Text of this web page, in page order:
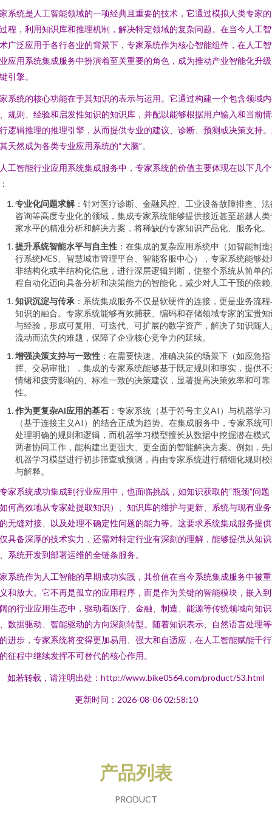
系统是人工智能领域的一项经典且重要的技术，它通过模拟人类专家
程，利用知识库和推理机制，解决特定领域的复杂问题。在当今人工
广泛应用于各行各业的背景下，专家系统作为核心智能组件，在人工
应用系统集成服务中扮演着至关重要的角色，成为推动产业智能化升
引擎。
系统的核心功能在于其知识的表示与运用。它通过构建一个包含领域
规则、经验和启发性知识的知识库，并配以能够根据用户输入和当前
逻辑推理的推理引擎，从而提供专业的建议、诊断、预测或决策支持
天然成为各类专业应用系统的“大脑”。
工智能行业应用系统集成服务中，专家系统的价值主要体现在以下几
专业化问题求解：针对医疗诊断、金融风控、工业设备故障排查、法
咨询等高度专业化的领域，集成专家系统能够提供接近甚至超越人类
家水平的精准分析和解决方案，将稀缺的专家知识产品化、服务化。
提升系统智能水平与自主性 ：在集成的复杂应用系统中（如智能制
行系统MES、智慧城市管理平台、智能客服中心），专家系统能够处
非结构化或半结构化信息，进行深层逻辑判断，使整个系统从简单的
程自动化迈向具备分析和决策能力的智能化，减少对人工干预的依赖
知识沉淀与传承 ：系统集成服务不仅是软硬件的连接，更是业务流程
知识的融合。专家系统能够有效捕获、编码和存储领域专家的宝贵知
与经验，形成可复用、可迭代、可扩展的数字资产，解决了知识随人
流动而流失的难题，保障了企业核心竞争力的延续。
增强决策支持与一致性 ：在需要快速、准确决策的场景下（如应急指
挥、交易审批），集成的专家系统能够基于既定规则和事实，提供不
情绪和疲劳影响的、标准一致的决策建议，显著提高决策效率和可靠
性。
作为更复杂AI应用的基石 ：专家系统（基于符号主义AI）与机器学习
（基于连接主义AI）的结合正成为趋势。在集成服务中，专家系统
处理明确的规则和逻辑，而机器学习模型擅长从数据中挖掘潜在模式
两者协同工作，能构建出更强大、更全面的智能解决方案。例如，先
机器学习模型进行初步筛查或预测，再由专家系统进行精细化规则校
与解释。
家系统成功集成到行业应用中，也面临挑战，如知识获取的“瓶颈”问题
何高效地从专家处提取知识）、知识库的维护与更新、系统与现有业
无缝对接、以及处理不确定性问题的能力等。这要求系统集成服务提
具备深厚的技术实力，还需对特定行业有深刻的理解，能够提供从知
系统开发到部署运维的全链条服务。
系统作为人工智能的早期成功实践，其价值在当今系统集成服务中被
和放大。它不再是孤立的应用程序，而是作为关键的智能模块，嵌入
的行业应用生态中，驱动着医疗、金融、制造、能源等传统领域向知
数据驱动、智能驱动的方向深刻转型。随着知识表示、自然语言处理
进步，专家系统将变得更加易用、强大和自适应，在人工智能赋能千
征程中继续发挥不可替代的核心作用。
如若转载，请注明出处：http://www.bike0564.com/product/53.html
更新时间：2026-08-06 02:58:10
产品列表
PRODUCT